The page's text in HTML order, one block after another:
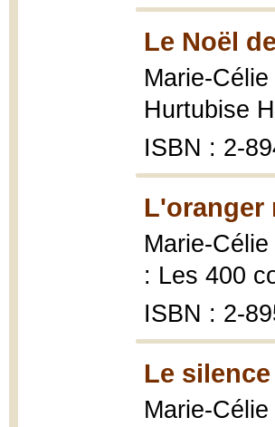
Le Noël
Marie-Célie
Hurtubise
ISBN : 2-
L'oranger
Marie-Célie
: Les 400
ISBN : 2-
Le
Marie-Célie